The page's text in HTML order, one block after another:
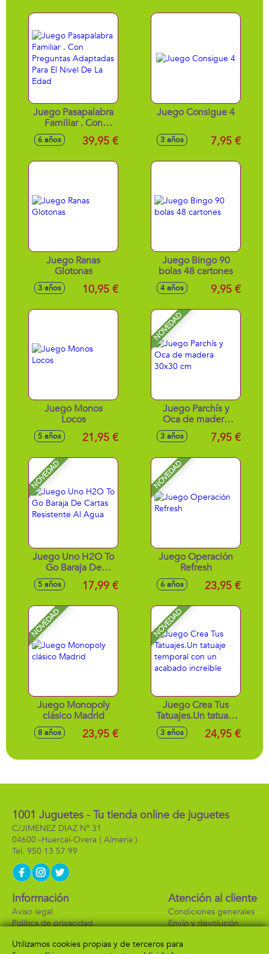
Juego Pasapalabra
Familiar . Con
Preguntas
Adaptadas Para El
6 años 39,95 €
Juego Consigue 4
3 años 7,95 €
Juego Ranas
Glotonas
3 años 10,95 €
Juego Bingo 90
bolas 48 cartones
4 años 9,95 €
Juego Monos
Locos
5 años 21,95 €
NOVEDAD
Juego Parchís y
Oca de madera
30x30 cm
3 años 7,95 €
NOVEDAD
Juego Uno H2O To
Go Baraja De
Cartas Resistente Al
Agua
5 años 17,99 €
NOVEDAD
Juego Operación
Refresh
6 años 23,95 €
NOVEDAD
Juego Monopoly
clásico Madrid
8 años 23,95 €
NOVEDAD
Juego Crea Tus
Tatuajes.Un tatuaje
temporal con un
acabado increíble
3 años 24,95 €
1001 Juguetes - Tu tienda online de juguetes
C/JIMENEZ DIAZ Nº 31
04600 -Huercal-Overa ( Almeria )
950 13 57 99
Información
Aviso legal
Política de privacidad
Atención al cliente
Condiciones generales
Envío y devolución
Formas de pago
Utilizamos cookies propias y de terceros para